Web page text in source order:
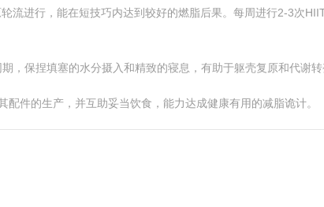
流进行，能在短技巧内达到较好的燃脂后果。每周进行2-3次
保捏填塞的水分摄入和精致的寝息，有助于躯壳复原和代谢转
件的生产，并互助妥当饮食，能力达成健康有用的减脂诡计。